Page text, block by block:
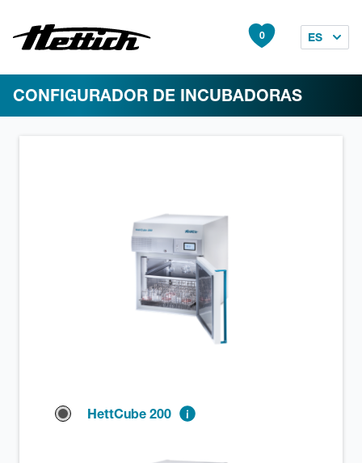
0 ES
CONFIGURADOR DE INCUBADORAS
HettCube 200